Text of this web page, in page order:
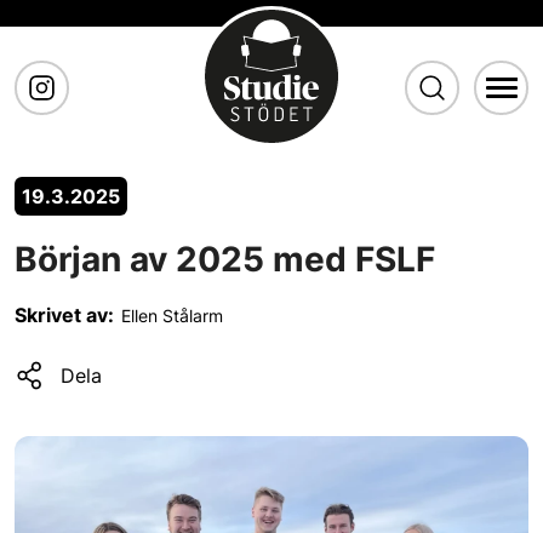
19.3.2025
Början av 2025 med FSLF
Skrivet av: Ellen Stålarm
Dela